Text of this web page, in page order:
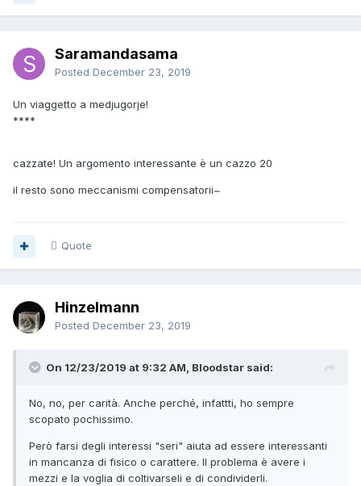
Saramandasama
Posted December 23, 2019
Un viaggetto a medjugorje!
****
cazzate! Un argomento interessante è un cazzo 20
il resto sono meccanismi compensatorii~
Quote
Hinzelmann
Posted December 23, 2019
On 12/23/2019 at 9:32 AM, Bloodstar said:
No, no, per carità. Anche perché, infattti, ho sempre
scopato pochissimo.
Però farsi degli interessi "seri" aiuta ad essere interessanti
in mancanza di fisico o carattere. Il problema è avere i
mezzi e la voglia di coltivarseli e di condividerli.